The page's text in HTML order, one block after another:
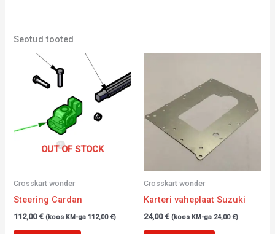
Seotud tooted
OUT OF STOCK
Crosskart wonder
Steering Cardan
112,00€ (koos KM-ga112,00 €)
Crosskart wonder
Karteri vaheplaat Suzuki
24,00€ (koos KM-ga 24,00 €)